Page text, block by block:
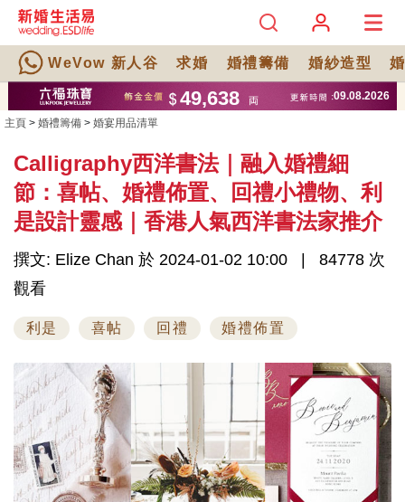
WeVow 新人谷 求婚 婚禮籌備 婚紗造型
主頁 > 婚禮籌備 > 婚宴用品清單
Calligraphy西洋書法｜融入婚禮細
節：喜帖、婚禮佈置、回禮小禮物、利
是設計靈感｜香港人氣西洋書法家推介
撰文: Elize Chan 於 2024-01-02 10:00
84778 次
觀看
利是 喜帖 回禮 婚禮佈置